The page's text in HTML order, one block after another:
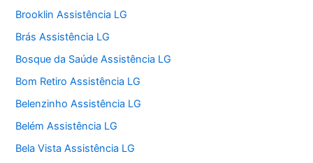
Brooklin Assistência LG
Brás Assistência LG
Bosque da Saúde Assistência LG
Bom Retiro Assistência LG
Belenzinho Assistência LG
Belém Assistência LG
Bela Vista Assistência LG